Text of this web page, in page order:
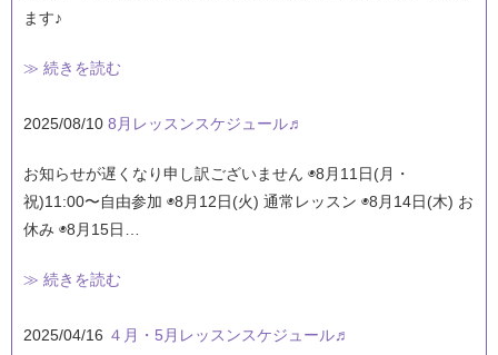
ます♪
≫ 続きを読む
2025/08/10 8月レッスンスケジュール♬
お知らせが遅くなり申し訳ございません ◉8月11日(月・
祝)11:00〜自由参加 ◉8月12日(火) 通常レッスン ◉8月14日(木) お
休み ◉8月15日…
≫ 続きを読む
2025/04/16 ４月・5月レッスンスケジュール♬